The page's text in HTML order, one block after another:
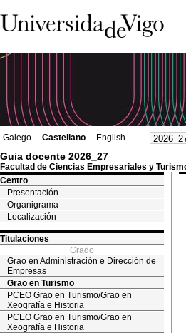
Galego Castellano English
Guia docente 2026_27
Facultad de Ciencias Empresariales y
Centro
Presentación
Organigrama
Localización
Titulaciones
Grado
Grao en Administración e Dirección de
Empresas
Grao en Turismo
PCEO Grao en Turismo/Grao en
Xeografía e Historia
PCEO Grao en Turismo/Grao en
Xeografía e Historia